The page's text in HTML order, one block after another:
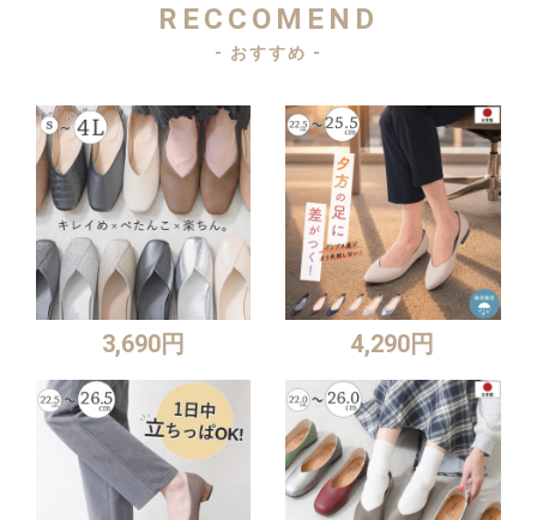
RECCOMEND
- おすすめ -
3,690円 4,290円